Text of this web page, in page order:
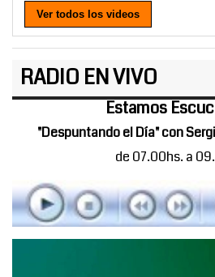
Ver todos los videos
RADIO EN VIVO
Estamos
"Despuntando el Día" con
de 07.00hs. a